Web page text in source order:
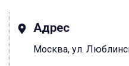
Адрес
Москва, ул.